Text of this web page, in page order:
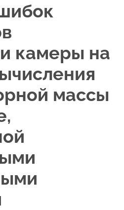
камеры на
массы